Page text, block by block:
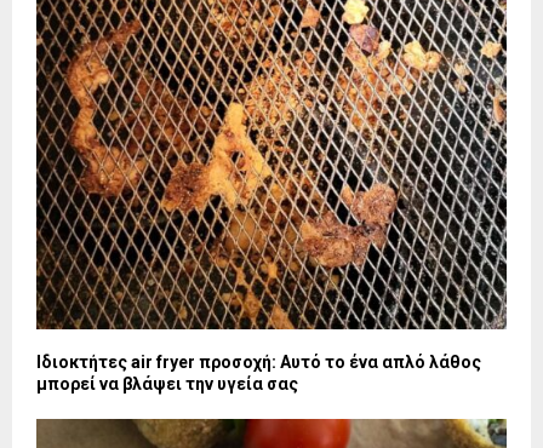
Ιδιοκτήτες air fryer προσοχή: Αυτό το ένα απλό λάθος
μπορεί να βλάψει την υγεία σας